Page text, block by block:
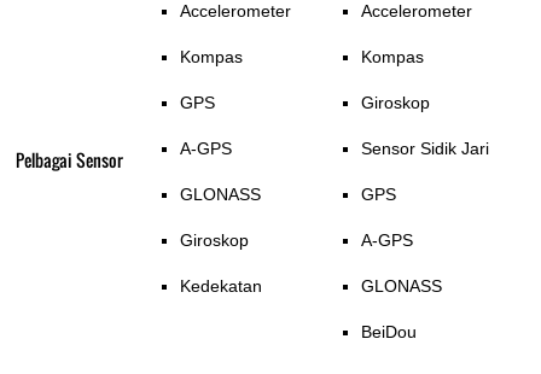
Pelbagai Sensor
Accelerometer
Kompas
GPS
A-GPS
GLONASS
Giroskop
Kedekatan
Accelerometer
Kompas
Giroskop
Sensor Sidik Jari
GPS
A-GPS
GLONASS
BeiDou